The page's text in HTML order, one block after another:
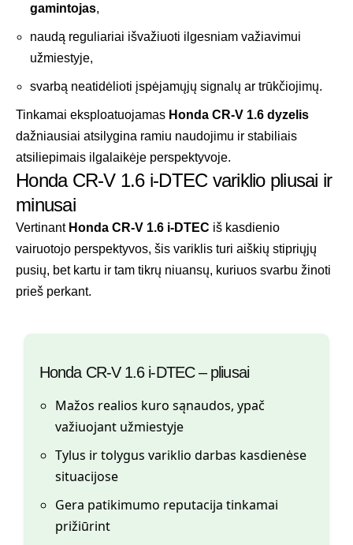
gamintojas,
naudą reguliariai išvažiuoti ilgesniam važiavimui
užmiestyje,
svarbą neatidėlioti įspėjamųjų signalų ar trūkčiojimų.
Tinkamai eksploatuojamas Honda CR-V 1.6 dyzelis
dažniausiai atsilygina ramiu naudojimu ir stabiliais
atsiliepimais ilgalaikėje perspektyvoje.
Honda CR-V 1.6 i-DTEC variklio pliusai ir
minusai
Vertinant Honda CR-V 1.6 i-DTEC iš kasdienio
vairuotojo perspektyvos, šis variklis turi aiškių stipriųjų
pusių, bet kartu ir tam tikrų niuansų, kuriuos svarbu žinoti
prieš perkant.
Honda CR-V 1.6 i-DTEC – pliusai
Mažos realios kuro sąnaudos, ypač
važiuojant užmiestyje
Tylus ir tolygus variklio darbas kasdienėse
situacijose
Gera patikimumo reputacija tinkamai
prižiūrint